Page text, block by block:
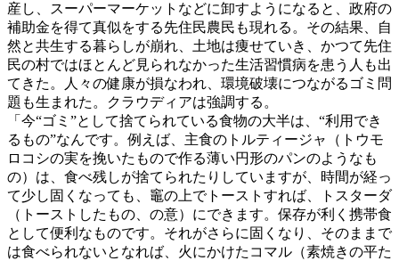
産し、スーパーマーケットなどに卸すようになると、政府の
補助金を得て真似をする先住民農民も現れる。その結果、自
然と共生する暮らしが崩れ、土地は痩せていき、かつて先住
民の村ではほとんど見られなかった生活習慣病を患う人も出
てきた。人々の健康が損なわれ、環境破壊につながるゴミ問
題も生まれた。クラウディアは強調する。
「今“ゴミ”として捨てられている食物の大半は、“利用でき
るもの”なんです。例えば、主食のトルティージャ（トウモ
ロコシの実を挽いたもので作る薄い円形のパンのようなも
の）は、食べ残しが捨てられたりしていますが、時間が経っ
て少し固くなっても、竈の上でトーストすれば、トスターダ
（トーストしたもの、の意）にできます。保存が利く携帯食
として便利なものです。それがさらに固くなり、そのままで
は食べられないとなれば、火にかけたコマル（素焼きの平た